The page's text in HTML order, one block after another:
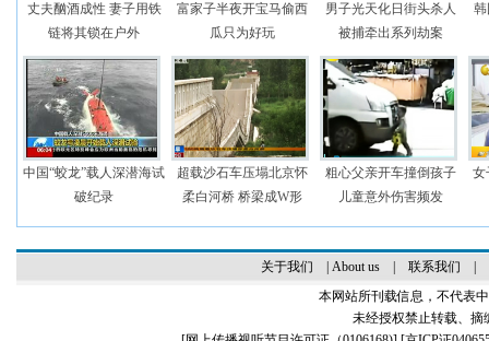
丈夫酗酒成性 妻子用铁
链将其锁在户外
富家子半夜开宝马偷西
瓜只为好玩
男子光天化日街头杀人
被捕牵出系列劫案
中国“蛟龙”载人深潜海试
破纪录
超载沙石车压塌北京怀
柔白河桥 桥梁成W形
粗心父亲开车撞倒孩子
儿童意外伤害频发
女
关于我们 About us| 联系我们
本网站所刊载信息，不代表
未经授权禁止转载、摘